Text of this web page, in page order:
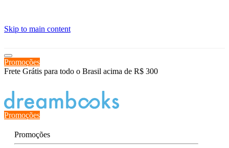
Skip to main content
Promoções
Frete Grátis para todo o Brasil acima de R$ 300
Promoções
Promoções
≡